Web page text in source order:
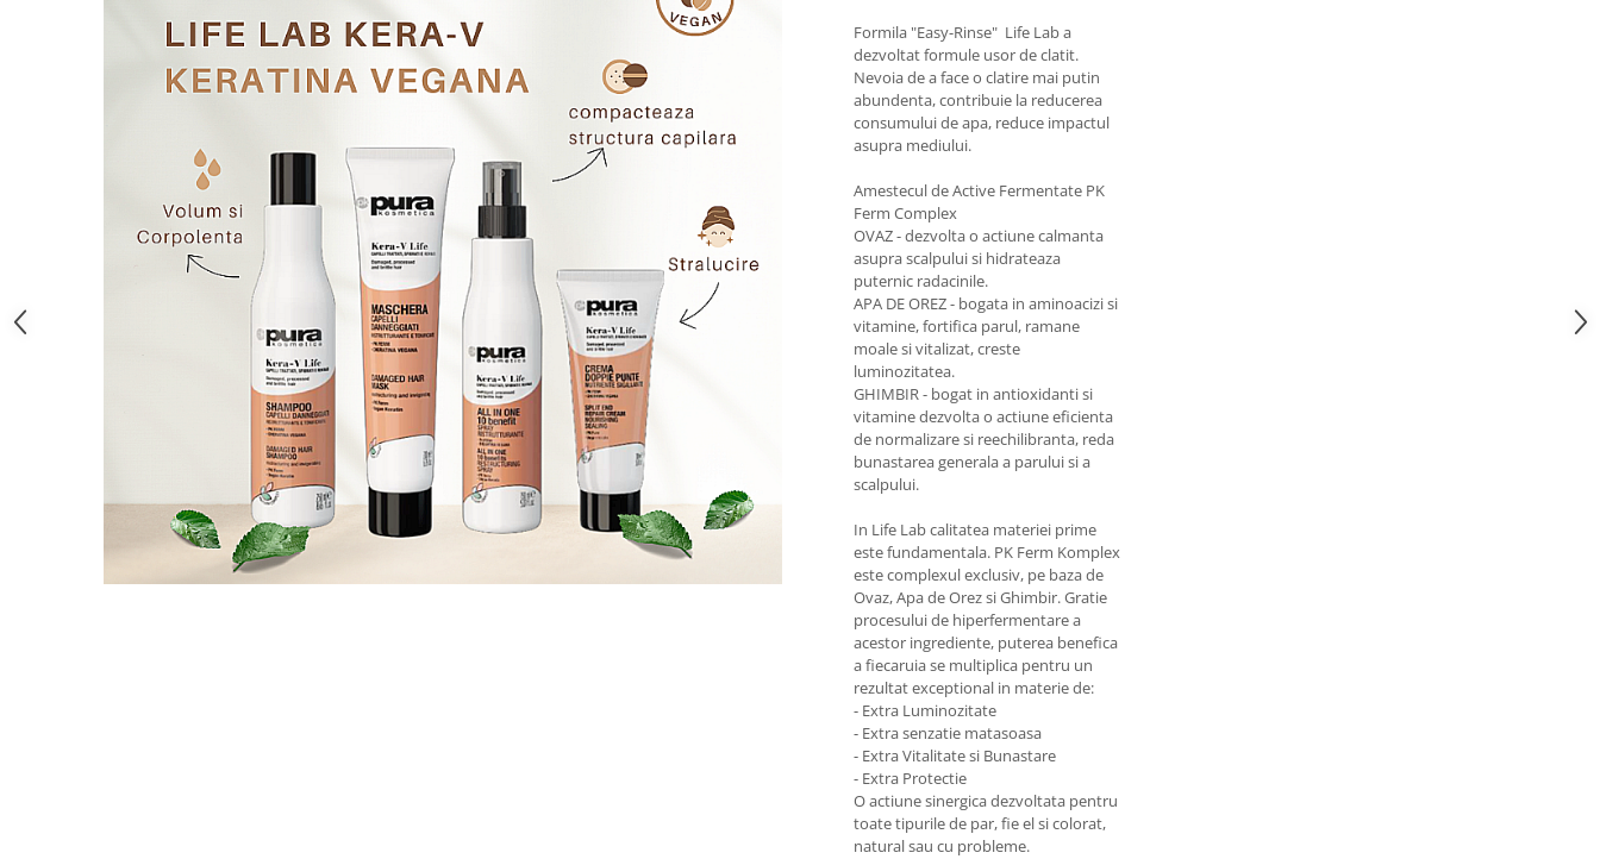
Formila "Easy-Rinse" Life Lab a
dezvoltat formule usor de clatit.
Nevoia de a face o clatire mai putin
abundenta, contribuie la reducerea
consumului de apa, reduce impactul
asupra mediului.
Amestecul de Active Fermentate PK
Ferm Complex
OVAZ - dezvolta o actiune calmanta
asupra scalpului si hidrateaza
puternic radacinile.
APA DE OREZ - bogata in aminoacizi si
vitamine, fortifica parul, ramane
moale si vitalizat, creste
luminozitatea.
GHIMBIR - bogat in antioxidanti si
vitamine dezvolta o actiune eficienta
de normalizare si reechilibranta, reda
bunastarea generala a parului si a
scalpului.
In Life Lab calitatea materiei prime
este fundamentala. PK Ferm Komplex
este complexul exclusiv, pe baza de
Ovaz, Apa de Orez si Ghimbir. Gratie
procesului de hiperfermentare a
acestor ingrediente, puterea benefica
a fiecaruia se multiplica pentru un
rezultat exceptional in materie de:
- Extra Luminozitate
- Extra senzatie matasoasa
- Extra Vitalitate si Bunastare
- Extra Protectie
O actiune sinergica dezvoltata pentru
toate tipurile de par, fie el si colorat,
natural sau cu probleme.